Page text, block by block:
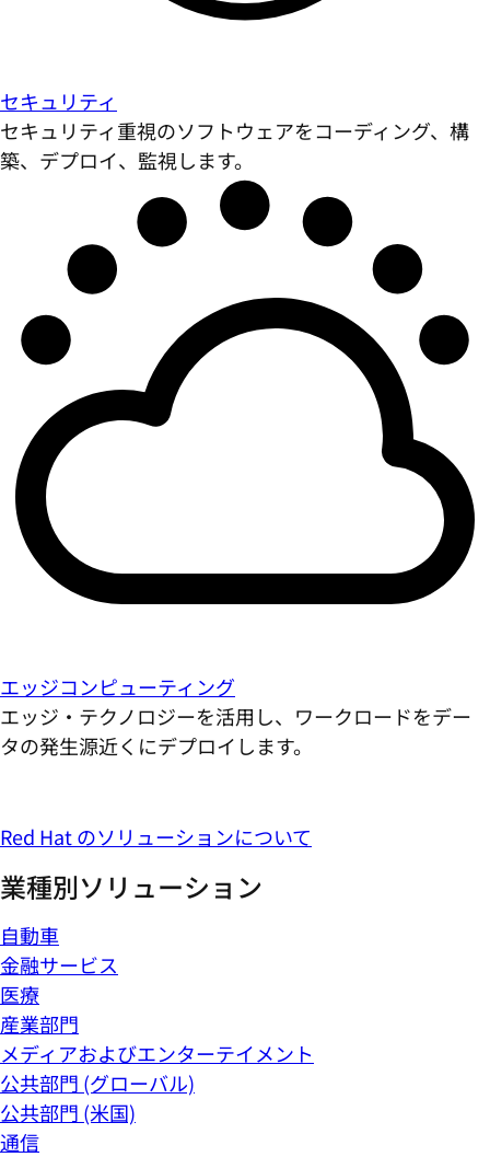
セキュリティ
セキュリティ重視のソフトウェアをコーディング、構
築、デプロイ、監視します。
エッジコンピューティング
エッジ・テクノロジーを活用し、ワークロードをデー
タの発生源近くにデプロイします。
Red Hat のソリューションについて
業種別ソリューション
自動車
金融サービス
医療
産業部門
メディアおよびエンターテイメント
公共部門 (グローバル)
公共部門 (米国)
通信